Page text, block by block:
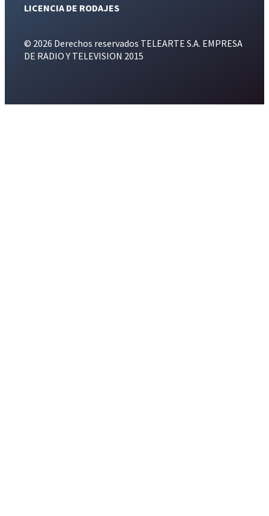
LICENCIA DE RODAJES
© 2026 Derechos reservados TELEARTE S.A. EMPRESA
DE RADIO Y TELEVISION 2015